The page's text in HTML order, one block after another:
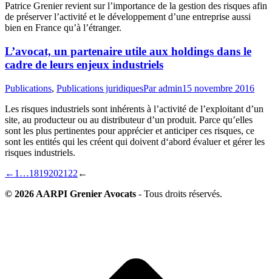
Patrice Grenier revient sur l’importance de la gestion des risques afin
de préserver l’activité et le développement d’une entreprise aussi
bien en France qu’à l’étranger.
L’avocat, un partenaire utile aux holdings dans le
cadre de leurs enjeux industriels
Publications, Publications juridiquesParadmin15 novembre 2016
Les risques industriels sont inhérents à l’activité de l’exploitant d’un
site, au producteur ou au distributeur d’un produit. Parce qu’elles
sont les plus pertinentes pour apprécier et anticiper ces risques, ce
sont les entités qui les créent qui doivent d‘abord évaluer et gérer les
risques industriels.
← 1 …18192021 22 ←
© 2026 AARPI Grenier Avocats - Tous droits réservés.